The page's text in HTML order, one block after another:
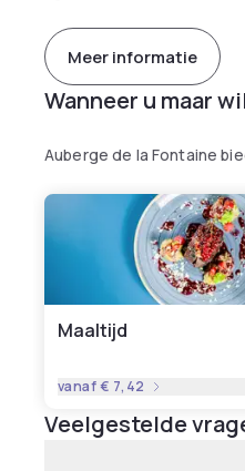
Meer informatie
Wanneer u maar
Auberge de la Fontaine
Maaltijd
vanaf€ 7,42
Veelgestelde